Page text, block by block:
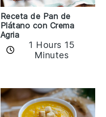
Receta de Pan de
Plátano con Crema
Agria
1 Hours 15
Minutes